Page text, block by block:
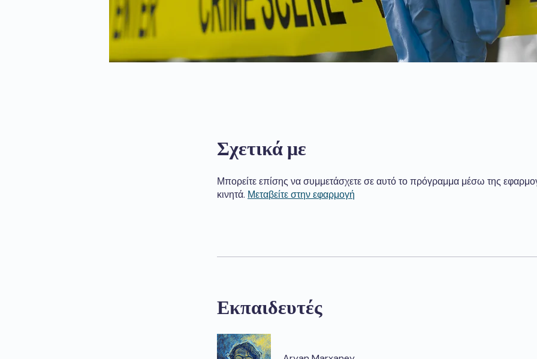
Σχετικά με
Μπορείτε επίσης να συμμετάσχετε σε αυτό το πρόγραμμα μέσω της
κινητά. Μεταβείτε στην εφαρμογή
Εκπαιδευτές